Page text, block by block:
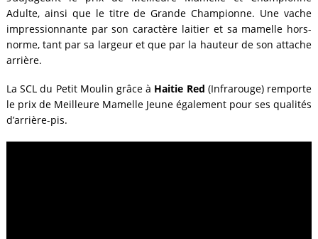
Adulte, ainsi que le titre de Grande Championne. Une vache
impressionnante par son caractère laitier et sa mamelle hors-
norme, tant par sa largeur et que par la hauteur de son attache
arrière.
La SCL du Petit Moulin grâce à Haitie Red (Infrarouge) remporte
le prix de Meilleure Mamelle Jeune également pour ses qualités
d’arrière-pis.